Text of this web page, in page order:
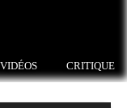
VIDÉOS CRITIQUE